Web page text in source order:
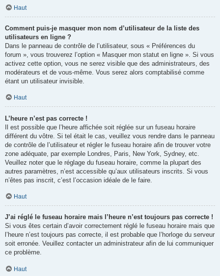
Haut
Comment puis-je masquer mon nom d’utilisateur de la liste des
utilisateurs en ligne ?
Dans le panneau de contrôle de l’utilisateur, sous « Préférences du
forum », vous trouverez l’option « Masquer mon statut en ligne ». Si vous
activez cette option, vous ne serez visible que des administrateurs, des
modérateurs et de vous-même. Vous serez alors comptabilisé comme
étant un utilisateur invisible.
Haut
L’heure n’est pas correcte !
Il est possible que l’heure affichée soit réglée sur un fuseau horaire
différent du vôtre. Si tel était le cas, veuillez vous rendre dans le panneau
de contrôle de l’utilisateur et régler le fuseau horaire afin de trouver votre
zone adéquate, par exemple Londres, Paris, New York, Sydney, etc.
Veuillez noter que le réglage du fuseau horaire, comme la plupart des
autres paramètres, n’est accessible qu’aux utilisateurs inscrits. Si vous
n’êtes pas inscrit, c’est l’occasion idéale de le faire.
Haut
J’ai réglé le fuseau horaire mais l’heure n’est toujours pas correcte !
Si vous êtes certain d’avoir correctement réglé le fuseau horaire mais que
l’heure n’est toujours pas correcte, il est probable que l’horloge du serveur
soit erronée. Veuillez contacter un administrateur afin de lui communiquer
ce problème.
Haut